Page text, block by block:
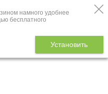
намного удобнее
бесплатного
Установить